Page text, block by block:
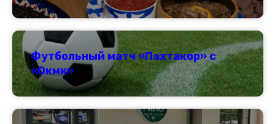
Футбольный матч «Пахтакор» с
«Окмк»